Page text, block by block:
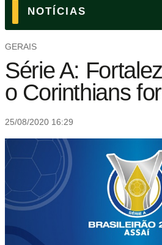
NOTÍCIAS
GERAIS
Série A:
o Corinthians
25/08/2020 16:29